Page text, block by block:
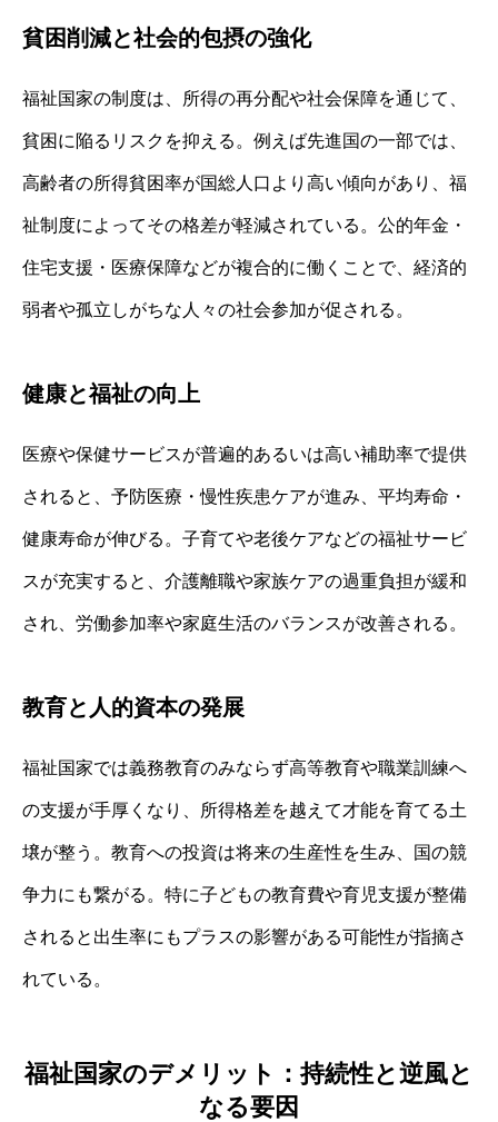
貧困削減と社会的包摂の強化
福祉国家の制度は、所得の再分配や社会保障を通じて、
貧困に陥るリスクを抑える。例えば先進国の一部では、
高齢者の所得貧困率が国総人口より高い傾向があり、福
祉制度によってその格差が軽減されている。公的年金・
住宅支援・医療保障などが複合的に働くことで、経済的
弱者や孤立しがちな人々の社会参加が促される。
健康と福祉の向上
医療や保健サービスが普遍的あるいは高い補助率で提供
されると、予防医療・慢性疾患ケアが進み、平均寿命・
健康寿命が伸びる。子育てや老後ケアなどの福祉サービ
スが充実すると、介護離職や家族ケアの過重負担が緩和
され、労働参加率や家庭生活のバランスが改善される。
教育と人的資本の発展
福祉国家では義務教育のみならず高等教育や職業訓練へ
の支援が手厚くなり、所得格差を越えて才能を育てる土
壌が整う。教育への投資は将来の生産性を生み、国の競
争力にも繋がる。特に子どもの教育費や育児支援が整備
されると出生率にもプラスの影響がある可能性が指摘さ
れている。
福祉国家のデメリット：持続性と逆風と
なる要因